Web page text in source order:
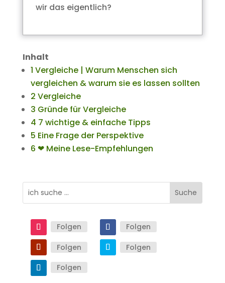
wir das eigentlich?
Inhalt
1 Vergleiche | Warum Menschen sich
vergleichen & warum sie es lassen sollten
2 Vergleiche
3 Gründe für Vergleiche
4 7 wichtige & einfache Tipps
5 Eine Frage der Perspektive
6 ❤ Meine Lese-Empfehlungen
Folgen Folgen
Folgen Folgen
Folgen